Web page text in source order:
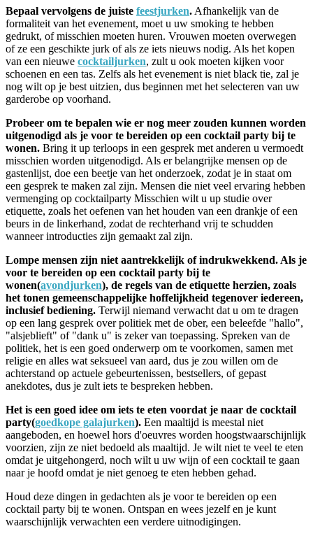
Bepaal vervolgens de juiste feestjurken. Afhankelijk van de
formaliteit van het evenement, moet u uw smoking te hebben
gedrukt, of misschien moeten huren. Vrouwen moeten overwegen
of ze een geschikte jurk of als ze iets nieuws nodig. Als het kopen
van een nieuwe cocktailjurken, zult u ook moeten kijken voor
schoenen en een tas. Zelfs als het evenement is niet black tie, zal je
nog wilt op je best uitzien, dus beginnen met het selecteren van uw
garderobe op voorhand.
Probeer om te bepalen wie er nog meer zouden kunnen worden
uitgenodigd als je voor te bereiden op een cocktail party bij te
wonen. Bring it up terloops in een gesprek met anderen u vermoedt
misschien worden uitgenodigd. Als er belangrijke mensen op de
gastenlijst, doe een beetje van het onderzoek, zodat je in staat om
een gesprek te maken zal zijn. Mensen die niet veel ervaring hebben
vermenging op cocktailparty Misschien wilt u up studie over
etiquette, zoals het oefenen van het houden van een drankje of een
beurs in de linkerhand, zodat de rechterhand vrij te schudden
wanneer introducties zijn gemaakt zal zijn.
Lompe mensen zijn niet aantrekkelijk of indrukwekkend. Als je
voor te bereiden op een cocktail party bij te
wonen(avondjurken), de regels van de etiquette herzien, zoals
het tonen gemeenschappelijke hoffelijkheid tegenover iedereen,
inclusief bediening. Terwijl niemand verwacht dat u om te dragen
op een lang gesprek over politiek met de ober, een beleefde "hallo",
"alsjeblieft" of "dank u" is zeker van toepassing. Spreken van de
politiek, het is een goed onderwerp om te voorkomen, samen met
religie en alles wat seksueel van aard, dus je zou willen om de
achterstand op actuele gebeurtenissen, bestsellers, of gepast
anekdotes, dus je zult iets te bespreken hebben.
Het is een goed idee om iets te eten voordat je naar de cocktail
party(goedkope galajurken). Een maaltijd is meestal niet
aangeboden, en hoewel hors d'oeuvres worden hoogstwaarschijnlijk
voorzien, zijn ze niet bedoeld als maaltijd. Je wilt niet te veel te eten
omdat je uitgehongerd, noch wilt u uw wijn of een cocktail te gaan
naar je hoofd omdat je niet genoeg te eten hebben gehad.
Houd deze dingen in gedachten als je voor te bereiden op een
cocktail party bij te wonen. Ontspan en wees jezelf en je kunt
waarschijnlijk verwachten een verdere uitnodigingen.